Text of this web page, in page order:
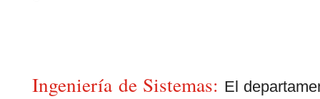
Ingeniería de Sistemas: El